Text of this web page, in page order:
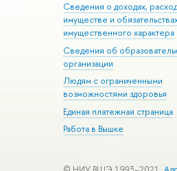
Сведения о доходах,
имуществе и
имущественного характера
Сведения об
организации
Людям с ограниченными
возможностями здоровья
Единая платежная страница
Работа в Вышке